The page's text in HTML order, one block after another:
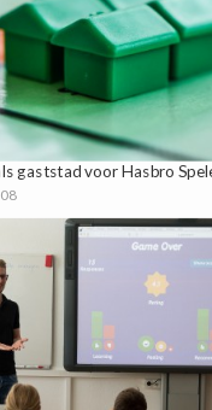
gaststad voor Hasbro